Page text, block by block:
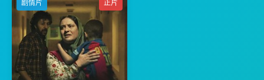
剧情片 正片